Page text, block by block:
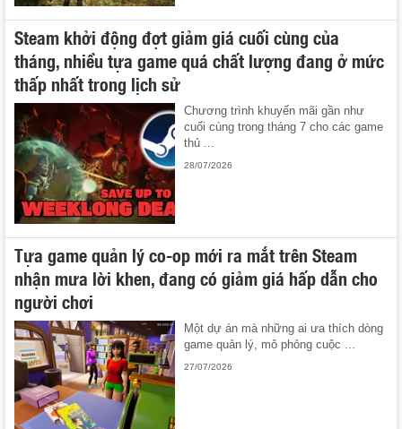
Steam khởi động đợt giảm giá cuối cùng của
tháng, nhiều tựa game quá chất lượng đang ở mức
thấp nhất trong lịch sử
Chương trình khuyến mãi gần như
cuối cùng trong tháng 7 cho các game
thủ ...
28/07/2026
Tựa game quản lý co-op mới ra mắt trên Steam
nhận mưa lời khen, đang có giảm giá hấp dẫn cho
người chơi
Một dự án mà những ai ưa thích dòng
game quản lý, mô phỏng cuộc ...
27/07/2026